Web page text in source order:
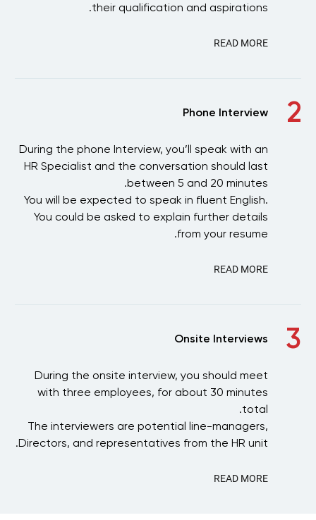
their qualification and aspirations.
READ MORE
2
Phone Interview
During the phone Interview, you’ll speak with an
HR Specialist and the conversation should last
between 5 and 20 minutes.
You will be expected to speak in fluent English.
You could be asked to explain further details
from your resume.
READ MORE
3
Onsite Interviews
During the onsite interview, you should meet
with three employees, for about 30 minutes
total.
The interviewers are potential line-managers,
Directors, and representatives from the HR unit.
READ MORE